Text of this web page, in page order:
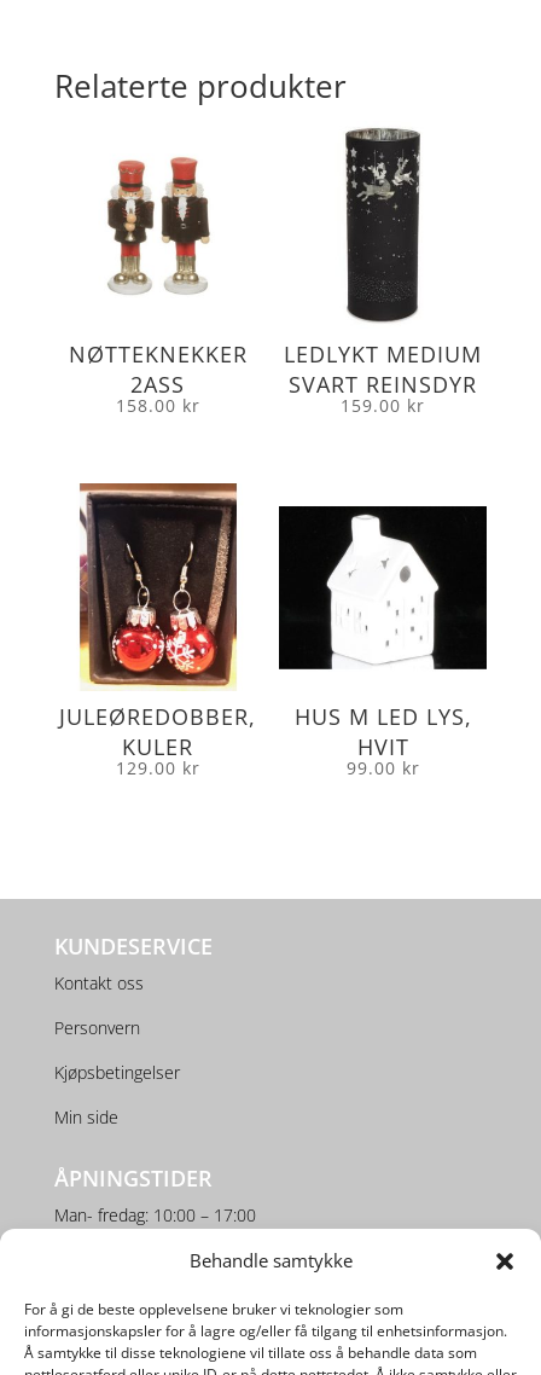
Behandle samtykke
For å gi de beste opplevelsene bruker vi teknologier som
informasjonskapsler for å lagre og/eller få tilgang til enhetsinformasjon.
Å samtykke til disse teknologiene vil tillate oss å behandle data som
Relaterte produkter
NØTTEKNEKKER
2ASS
158.00 kr
LEDLYKT MEDIUM
SVART REINSDYR
159.00 kr
JULEØREDOBBER,
KULER
129.00 kr
HUS M LED LYS,
HVIT
99.00 kr
KUNDESERVICE
Kontakt oss
Personvern
Kjøpsbetingelser
Min side
ÅPNINGSTIDER
Man- fredag: 10:00 – 17:00
Lørdag: 10:00 – 16:00
SOSIALE MEDIER